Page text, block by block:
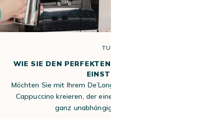
TUTO
WIE SIE DEN PERFEKTEN DELONGHI CAPPUCCINO
EINSTELLEN
Möchten Sie mit Ihrem De’Longhi Kaffeevollautomaten einen
Cappuccino kreieren, der eines echten Baristas würdig ist,
ganz unabhängig vom Modell? In…